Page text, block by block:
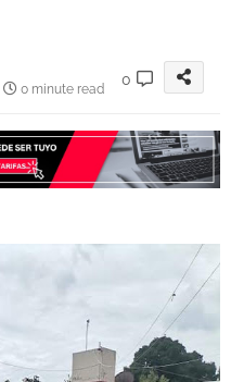
0 minute read
0